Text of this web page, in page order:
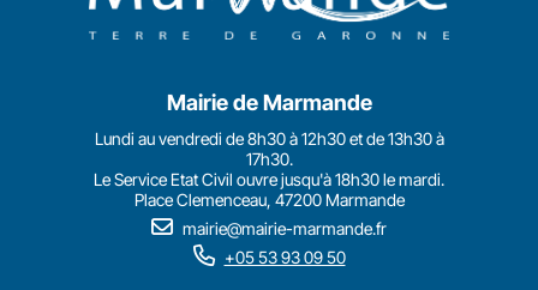
Mairie de Marmande
Lundi au vendredi de 8h30 à 12h30 et de 13h30 à
17h30.
Le Service Etat Civil ouvre jusqu'à 18h30 le mardi.
Place Clemenceau, 47200 Marmande
mairie@mairie-marmande.fr
+05 53 93 09 50